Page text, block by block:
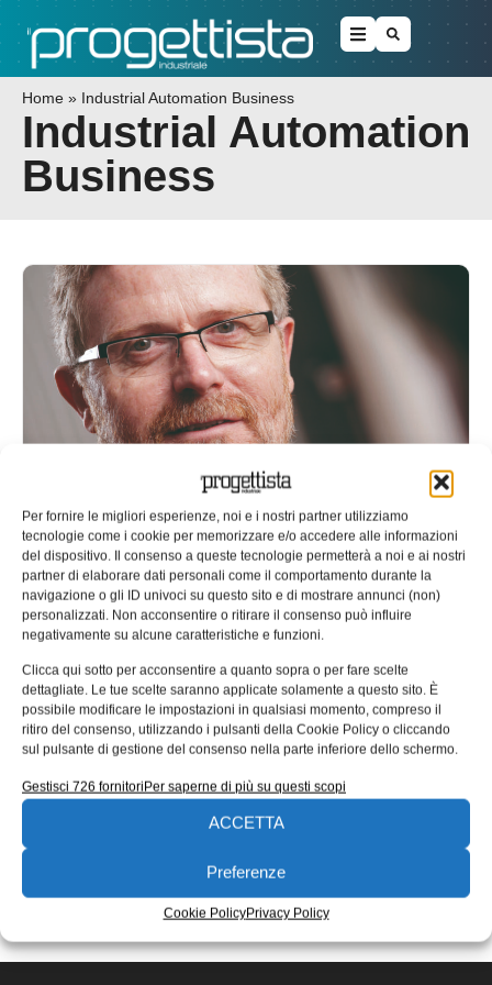
Per fornire le migliori esperienze, noi e i nostri partner utilizziamo
tecnologie come i cookie per memorizzare e/o accedere alle informazioni
del dispositivo. Il consenso a queste tecnologie permetterà a noi e ai nostri
partner di elaborare dati personali come il comportamento durante la
navigazione o gli ID univoci su questo sito e di mostrare annunci (non)
personalizzati. Non acconsentire o ritirare il consenso può influire
negativamente su alcune caratteristiche e funzioni.
Clicca qui sotto per acconsentire a quanto sopra o per fare scelte
dettagliate. Le tue scelte saranno applicate solamente a questo sito. È
possibile modificare le impostazioni in qualsiasi momento, compreso il
ritiro del consenso, utilizzando i pulsanti della Cookie Policy o cliccando
sul pulsante di gestione del consenso nella parte inferiore dello schermo.
Gestisci 726 fornitoriPer saperne di più su questi scopi
ACCETTA
Preferenze
Cookie PolicyPrivacy Policy
Home » Industrial Automation Business
Industrial Automation
Business
Fernando Colás nominato CEO
dall’IAB di Omron
Omron ha annunciato che Fernando Colás è stato
nominato Chief Executive Officer (CEO) dell’Industrial
Automation Business (IAB) nell’area EMEA.
Redazione 21/03/2022
EDICOLA WEB
ISCRIVITI ALLA NEWSLETTER